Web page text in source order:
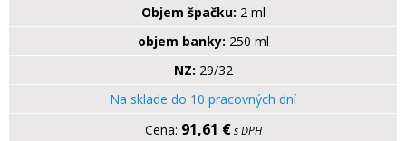
Objem špačku: 2 ml
objem banky: 250 ml
NZ: 29/32
Na sklade do 10 pracovných dní
91,61 € s DPH